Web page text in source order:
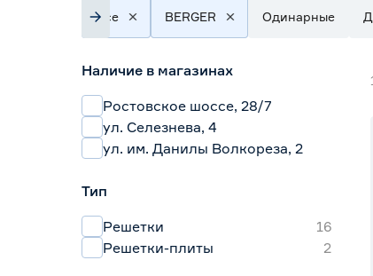
Все BERGER Одинарные
Наличие в магазинах
Ростовское шоссе, 28/7
ул. Селезнева, 4
ул. им. Данилы Волкореза, 2
Тип
Решетки
16
Решетки-плиты
2